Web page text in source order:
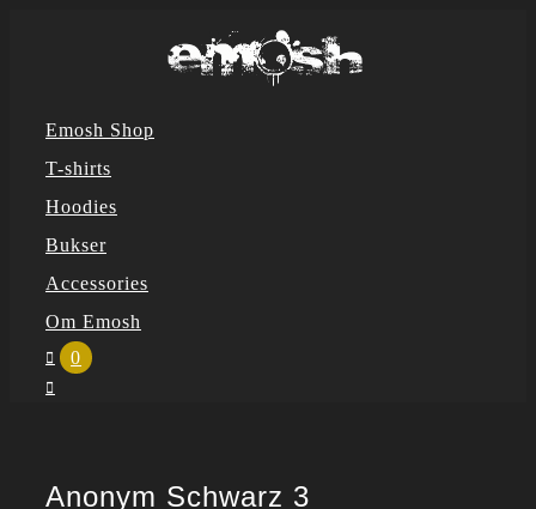
Emosh Shop
T-shirts
Hoodies
Bukser
Accessories
Om Emosh
0
Anonym Schwarz 3